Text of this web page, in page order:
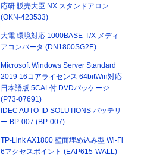
応研 販売大臣 NX スタンドアロン
(OKN-423533)
大電 環境対応 1000BASE-T/X メディ
アコンバータ (DN1800SG2E)
Microsoft Windows Server Standard
2019 16コアライセンス 64bitWin対応
日本語版 5CAL付 DVDパッケージ
(P73-07691)
IDEC AUTO-ID SOLUTIONS バッテリ
ー BP-007 (BP-007)
TP-Link AX1800 壁面埋め込み型 Wi-Fi
6アクセスポイント (EAP615-WALL)